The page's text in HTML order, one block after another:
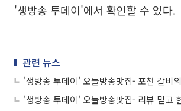
'생방송 투데이'에서 확인할 수 있다.
관련 뉴스